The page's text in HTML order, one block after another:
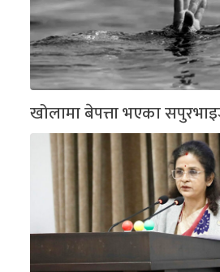
खोलामा बेपत्ता भएका